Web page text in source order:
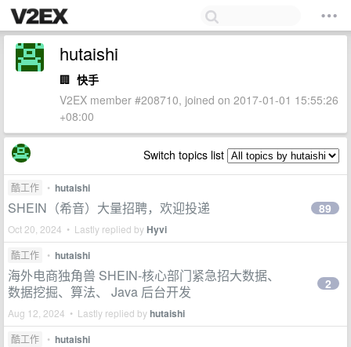
hutaishi
🏢 快手
V2EX member #208710, joined on 2017-01-01 15:55:26
+08:00
Switch topics list
酷工作 • hutaishi
SHEIN（希音）大量招聘，欢迎投递
Oct 20, 2024 • Lastly replied byHyvi
89
酷工作 • hutaishi
海外电商独角兽 SHEIN-核心部门紧急招大数据、
数据挖掘、算法、 Java 后台开发
Aug 12, 2024 • Lastly replied byhutaishi
2
酷工作 • hutaishi